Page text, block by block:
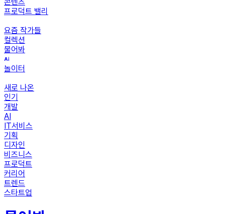
프로덕트 밸리
요즘 작가들
컬렉션
물어봐
놀이터
새로 나온
인기
개발
AI
IT서비스
기획
디자인
비즈니스
프로덕트
커리어
트렌드
스타트업